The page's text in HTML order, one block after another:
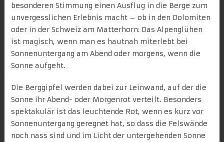
besonderen Stimmung einen Ausflug in die Berge zum
unvergesslichen Erlebnis macht – ob in den Dolomiten
oder in der Schweiz am Matterhorn: Das Alpenglühen
ist magisch, wenn man es hautnah miterlebt bei
Sonnenuntergang am Abend oder morgens, wenn die
Sonne aufgeht.
Die Berggipfel werden dabei zur Leinwand, auf der die
Sonne ihr Abend- oder Morgenrot verteilt. Besonders
spektakulär ist das leuchtende Rot, wenn es kurz vor
Sonnenuntergang geregnet hat, so dass die Felswände
noch nass sind und im Licht der untergehenden Sonne